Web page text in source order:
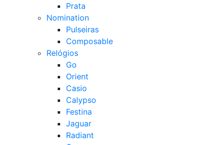
Prata
Nomination
Pulseiras
Composable
Relógios
Go
Orient
Casio
Calypso
Festina
Jaguar
Radiant